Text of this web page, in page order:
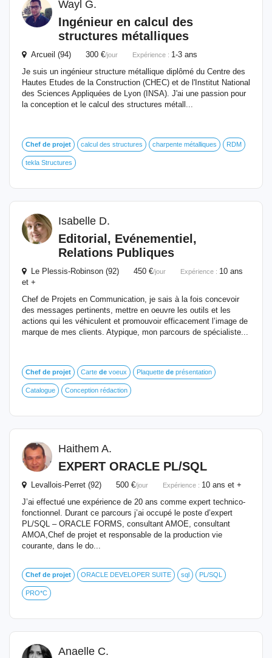
Wayl G.
Ingénieur en calcul des
structures métalliques
Arcueil (94) 300 €/jour Expérience : 1-3 ans
Je suis un ingénieur structure métallique diplômé du Centre des
Hautes Etudes de la Construction (CHEC) et de l'Institut National
des Sciences Appliquées de Lyon (INSA). J'ai une passion pour
la conception et le calcul des structures métall...
Chef de projet calcul des structures charpente métalliques RDM
tekla Structures
Isabelle D.
Editorial, Evénementiel,
Relations Publiques
Le Plessis-Robinson (92) 450 €/jour Expérience : 10 ans
et +
Chef de Projets en Communication, je sais à la fois concevoir
des messages pertinents, mettre en oeuvre les outils et les
actions qui les véhiculent et promouvoir efficacement l’image de
marque de mes clients. Atypique, mon parcours de spécialiste...
Chef de projet Carte de voeux Plaquette de présentation
Catalogue Conception rédaction
Haithem A.
EXPERT ORACLE PL/SQL
Levallois-Perret (92) 500 €/jour Expérience : 10 ans et +
J’ai effectué une expérience de 20 ans comme expert technico-
fonctionnel. Durant ce parcours j’ai occupé le poste d’expert
PL/SQL – ORACLE FORMS, consultant AMOE, consultant
AMOA,Chef de projet et responsable de la production vie
courante, dans le do...
Chef de projet ORACLE DEVELOPER SUITE sql PL/SQL
PRO*C
Anaelle C.